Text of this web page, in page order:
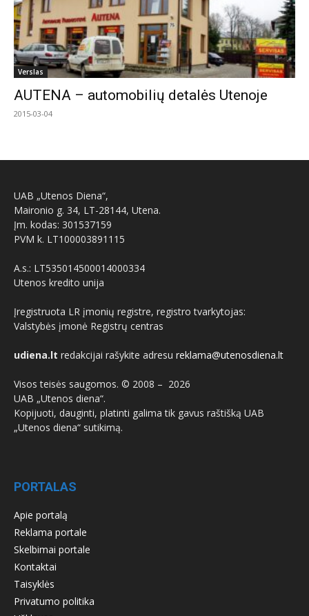
Verslas
AUTENA – automobilių detalės Utenoje
2015-03-04
UAB „Utenos Diena“,
Maironio g. 34, LT-28144, Utena.
Įm. kodas: 301537159
PVM k. LT100003891115
A.s.: LT535014500014000334
Utenos kredito unija
Įregistruota LR įmonių registre, registro tvarkytojas:
Valstybės įmonė Registrų centras
udiena.lt redakcijai rašykite adresu reklama@utenosdiena.lt
Visos teisės saugomos. © 2008 – 2026
UAB „Utenos diena“.
Kopijuoti, dauginti, platinti galima tik gavus raštišką UAB
„Utenos diena“ sutikimą.
PORTALAS
Apie portalą
Reklama portale
Skelbimai portale
Kontaktai
Taisyklės
Privatumo politika